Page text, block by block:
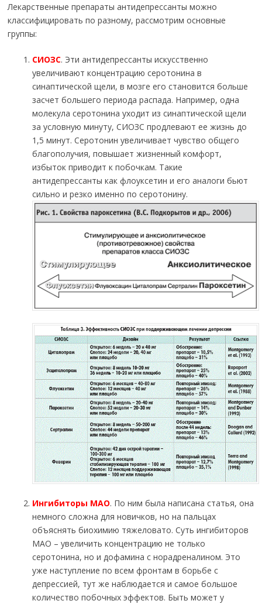
Лекарственные препараты антидепрессанты можно
классифицировать по разному, рассмотрим основные
группы:
СИОЗС. Эти антидепрессанты искусственно
увеличивают концентрацию серотонина в
синаптической щели, в мозге его становится больше
засчет большего периода распада. Например, одна
молекула серотонина уходит из синаптической щели
за условную минуту, СИОЗС продлевают ее жизнь до
1,5 минут. Серотонин увеличивает чувство общего
благополучия, повышает жизненный комфорт,
избыток приводит к побочкам. Такие
антидепрессанты как флоуксетин и его аналоги бьют
сильно и резко именно по серотонину.
Ингибиторы МАО. По ним была написана статья, она
немного сложна для новичков, но на пальцах
объяснять биохимию тяжеловато. Суть ингибиторов
МАО – увеличить концентрацию не только
серотонина, но и дофамина с норадреналином. Это
уже наступление по всем фронтам в борьбе с
депрессией, тут же наблюдается и самое большое
количество побочных эффектов. Быть может у